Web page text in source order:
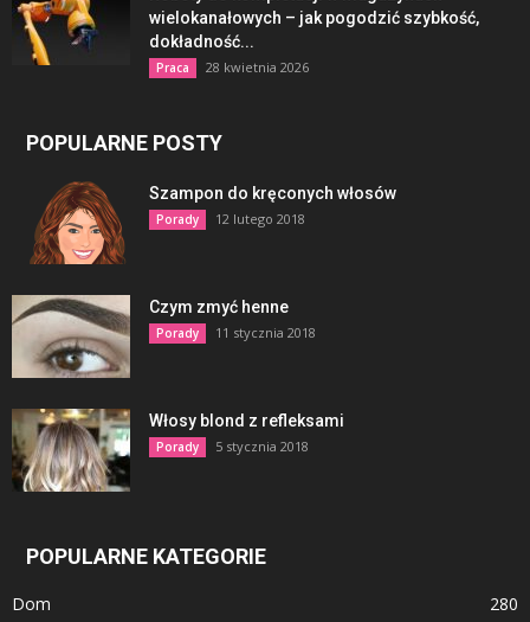
wielokanałowych – jak pogodzić szybkość,
dokładność...
Praca 28 kwietnia 2026
POPULARNE POSTY
Szampon do kręconych włosów
Porady 12 lutego 2018
Czym zmyć henne
Porady 11 stycznia 2018
Włosy blond z refleksami
Porady 5 stycznia 2018
POPULARNE KATEGORIE
Dom
280